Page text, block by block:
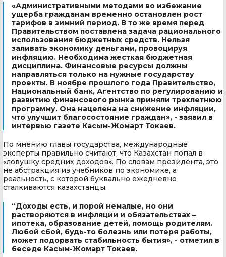
«Административными методами во избежание
ущерба гражданам временно остановлен рост
тарифов в зимний период. В то же время перед
Правительством поставлена задача рационального
использования бюджетных средств. Нельзя
заливать экономику деньгами, провоцируя
инфляцию. Необходима жесткая бюджетная
дисциплина. Финансовые ресурсы должны
направляться только на нужные государству
проекты. В ноябре прошлого года Правительство,
Национальный банк, Агентство по регулированию и
развитию финансового рынка приняли трехлетнюю
программу. Она нацелена на снижение инфляции,
что улучшит благосостояние граждан», - заявил в
интервью газете Касым-Жомарт Токаев.
По мнению главы государства, международные
эксперты правильно считают, что Казахстан попал в
«ловушку средних доходов». По словам президента, это
не абстракция из учебников по экономике, а
реальность, с которой буквально ежедневно
сталкиваются казахстанцы.
“Доходы есть, и порой немалые, но они
растворяются в инфляции и обязательствах –
ипотека, образование детей, помощь родителям.
Любой сбой, будь-то болезнь или потеря работы,
может подорвать стабильность бытия», - отметил в
беседе Касым-Жомарт Токаев.